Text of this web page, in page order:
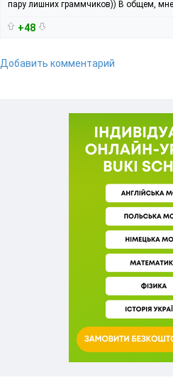
пару лишних граммчиков)) В общем,
+48
Добавить комментарий